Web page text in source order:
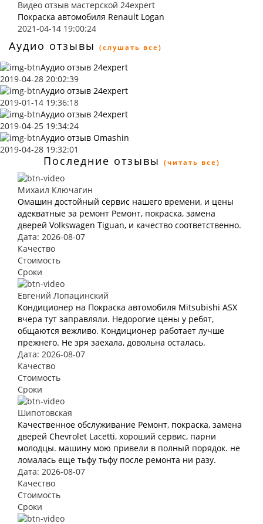
Видео отзыв мастерской 24expert
Покраска автомобиля Renault Logan
2021-04-14 19:00:24
Аудио отзывы (слушать все)
Аудио отзыв 24expert
2019-04-28 20:02:39
Аудио отзыв 24expert
2019-01-14 19:36:18
Аудио отзыв 24expert
2019-04-25 19:34:24
Аудио отзыв Omashin
2019-04-28 19:32:01
Последние отзывы (читать все)
Михаил Ключагин
Омашин достойный сервис нашего времени, и цены
адекватные за ремонт Ремонт, покраска, замена
дверей Volkswagen Tiguan, и качество соответственно.
Дата: 2026-08-07
Качество
Стоимость
Сроки
Евгений Лопацинский
Кондиционер на Покраска автомобиля Mitsubishi ASX
вчера тут заправляли. Недорогие цены у ребят,
общаются вежливо. Кондиционер работает лучше
прежнего. Не зря заехала, довольна осталась.
Дата: 2026-08-07
Качество
Стоимость
Сроки
Шипотовская
Качественное обслуживание Ремонт, покраска, замена
дверей Chevrolet Lacetti, хороший сервис, парни
молодцы. машину мою привели в полный порядок. не
ломалась еще тьфу тьфу после ремонта ни разу.
Дата: 2026-08-07
Качество
Стоимость
Сроки